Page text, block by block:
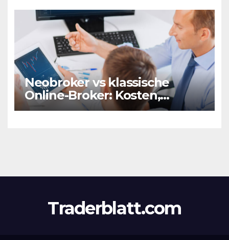
Neobroker vs klassische
Online-Broker: Kosten,
Leistungen & Vorzüge
Traderblatt.com